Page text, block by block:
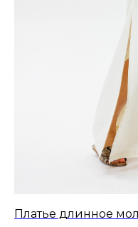
Платье длинное